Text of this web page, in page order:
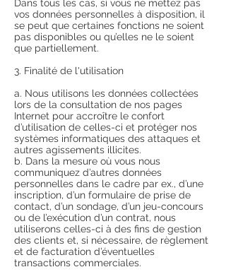
Dans tous les cas, si vous ne mettez pas
vos données personnelles à disposition, il
se peut que certaines fonctions ne soient
pas disponibles ou qu’elles ne le soient
que partiellement.
3. Finalité de l'utilisation
a. Nous utilisons les données collectées
lors de la consultation de nos pages
Internet pour accroître le confort
d’utilisation de celles-ci et protéger nos
systèmes informatiques des attaques et
autres agissements illicites.
b. Dans la mesure où vous nous
communiquez d’autres données
personnelles dans le cadre par ex., d’une
inscription, d’un formulaire de prise de
contact, d’un sondage, d’un jeu-concours
ou de l’exécution d’un contrat, nous
utiliserons celles-ci à des fins de gestion
des clients et, si nécessaire, de règlement
et de facturation d’éventuelles
transactions commerciales.